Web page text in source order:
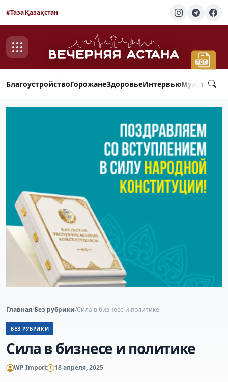
#Таза Қазақстан
БлагоустройствоГорожанеЗдоровьеИнтервью
Главная/Без рубрики/Сила в бизнесе и политике
БЕЗ РУБРИКИ
Сила в бизнесе и политике
WP Import 18 апреля, 2025